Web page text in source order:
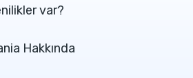
var?
Hakkında